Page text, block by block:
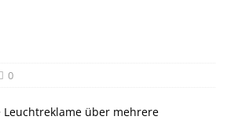
0
über mehrere